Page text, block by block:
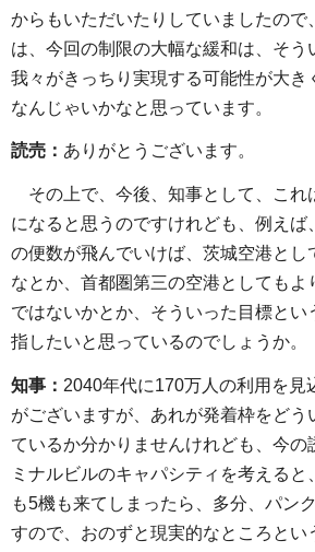
からもいただいたりしていましたので
は、今回の制限の大幅な緩和は、そう
我々がきっちり実現する可能性が大き
なんじゃいかなと思っています。
読売： ありがとうございます。
その上で、今後、知事として、これ
になると思うのですけれども、例えば
の便数が飛んでいけば、茨城空港とし
なとか、首都圏第三の空港としてもよ
ではないかとか、そういった目標とい
指したいと思っているのでしょうか。
知事： 2040年代に170万人の利用を見
がございますが、あれが発着枠をどう
ているか分かりませんけれども、今の
ミナルビルのキャパシティを考える
も5機も来てしまったら、多分、パン
すので、おのずと現実的なところとい